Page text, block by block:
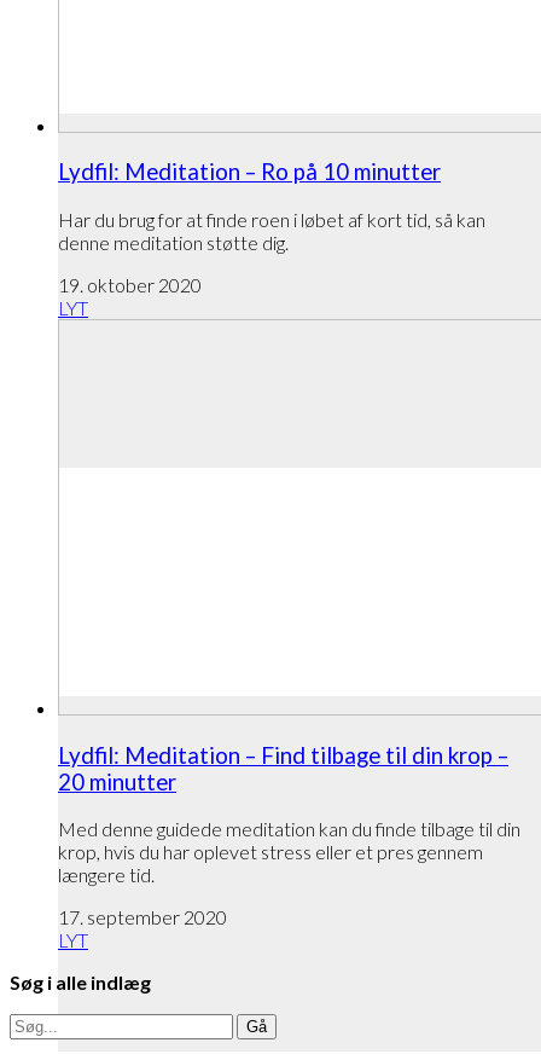
Lydfil: Meditation – Ro på 10 minutter
Har du brug for at finde roen i løbet af kort tid, så kan
denne meditation støtte dig.
19. oktober 2020
LYT
Lydfil: Meditation – Find tilbage til din krop –
20 minutter
Med denne guidede meditation kan du finde tilbage til din
krop, hvis du har oplevet stress eller et pres gennem
længere tid.
17. september 2020
LYT
Søg i alle indlæg
Search
for: